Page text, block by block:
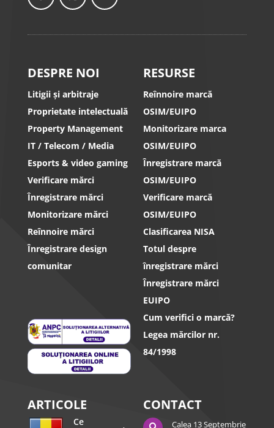
DESPRE NOI
Litigii și arbitraje
Proprietate intelectuală
Property Management
IT / Telecom / Media
Esports & video gaming
Verificare mărci
Înregistrare mărci
Monitorizare mărci
Reînnoire mărci
Înregistrare design
comunitar
RESURSE
Reînnoire marcă
OSIM/EUIPO
Monitorizare marca
OSIM/EUIPO
Înregistrare marcă
OSIM/EUIPO
Verificare marcă
OSIM/EUIPO
Clasificarea NISA
Totul despre
înregistrare mărci
Înregistrare mărci
EUIPO
Cum verifici o marcă?
Legea mărcilor nr.
84/1998
ARTICOLE
Ce
CONTACT
Calea 13 Septembrie